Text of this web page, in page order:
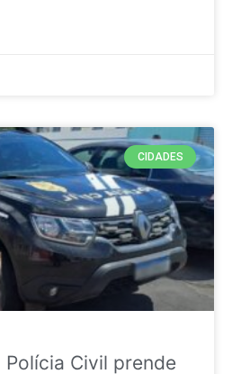
CIDADES
Civil prende